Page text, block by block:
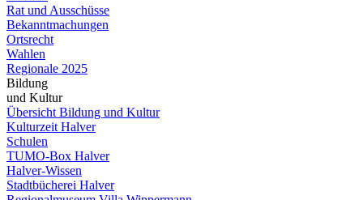
Rat und Ausschüsse
Bekanntmachungen
Ortsrecht
Wahlen
Regionale 2025
Bildung
und Kultur
Übersicht Bildung und Kultur
Kulturzeit Halver
Schulen
TUMO-Box Halver
Halver-Wissen
Stadtbücherei Halver